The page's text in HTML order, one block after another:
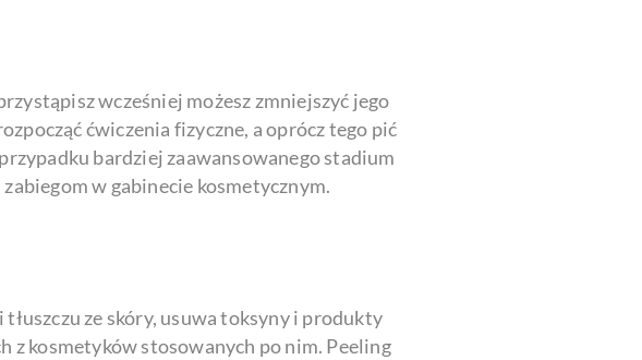
wcześniej możesz zmniejszyć jego
ćwiczenia fizyczne, a oprócz tego pić
bardziej zaawansowanego stadium
w gabinecie kosmetycznym.
ze skóry, usuwa toksyny i produkty
z kosmetyków stosowanych po nim. Peeling